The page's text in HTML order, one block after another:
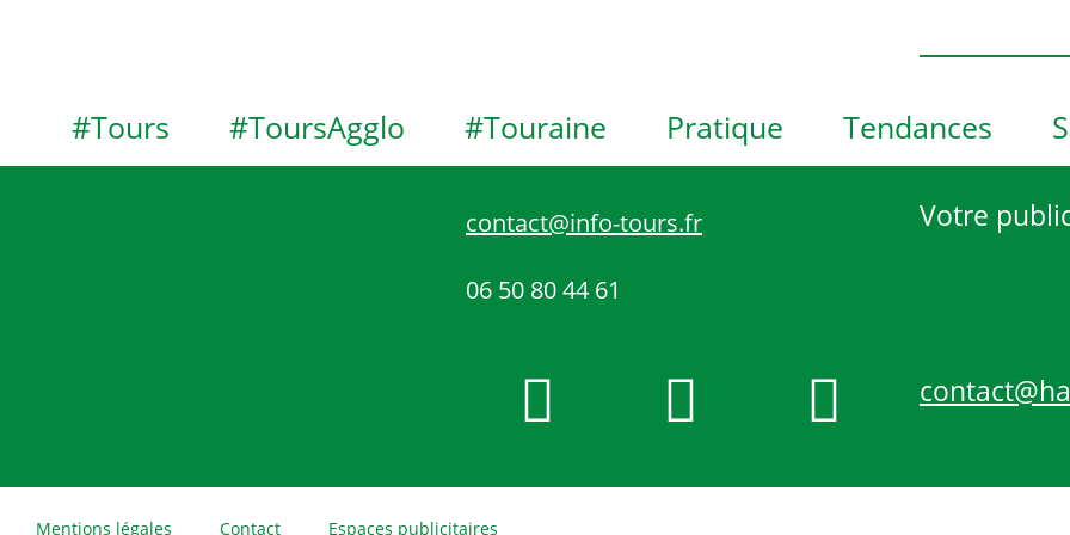
V
i
e
#Tours #ToursAgglo #Touraine Pratique Tendances
contact@info-tours.fr
06 50 80 44 61
Votre
Mentions légales Contact Espaces publicitaires